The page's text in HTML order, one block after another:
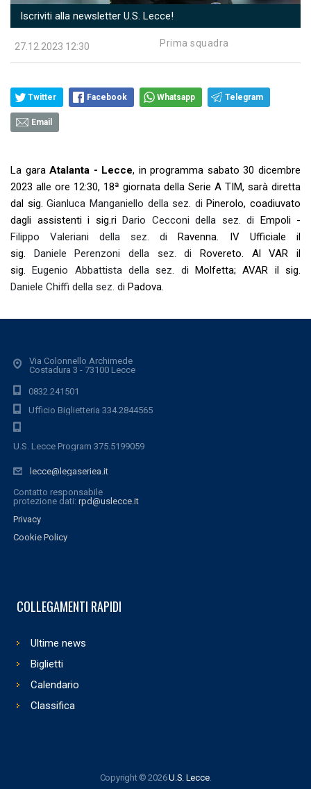
Iscriviti alla newsletter U.S. Lecce!
27.12.2023 12:30 Prima squadra
Twitter Facebook Whatsapp Telegram
Email
La garaAtalanta - Lecce, in programma sabato 30 dicembre
2023 alle ore 12:30, 18ª giornata della Serie A TIM, sarà diretta
dal sig.Gianluca Manganiello della sez. diPinerolo, coadiuvato
dagli assistenti i sig.ri Dario Cecconi della sez. di Empoli -
Filippo Valeriani della sez. di Ravenna. IV Ufficiale il
sig. Daniele Perenzoni della sez. diRovereto. Al VAR il
sig.Eugenio Abbattista della sez. diMolfetta;AVAR il sig.
Daniele Chiffi della sez. di Padova.
Via Colonnello Archimede
Costadura 3 - 73100 Lecce
0832.241501
Ufficio Biglietteria 334.2844565
U.S. Lecce Program 375.5199059
lecce@legaseriea.it
Contatto responsabile
protezione dati: rpd@uslecce.it
Privacy
Cookie Policy
COLLEGAMENTI RAPIDI
Ultime news
Biglietti
Calendario
Classifica
Copyright © 2026U.S. Lecce.